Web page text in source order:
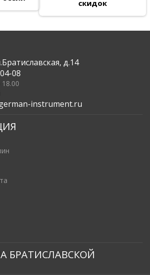
скидок
д.14
08
instrument.ru
БРАТИСЛАВСКОЙ